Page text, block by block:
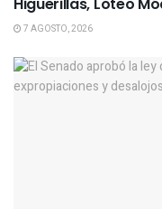
7 AGOSTO, 2026